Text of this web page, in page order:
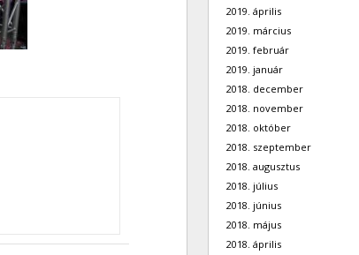
2019. április
2019. március
2019. február
2019. január
2018. december
2018. november
2018. október
2018. szeptember
2018. augusztus
2018. július
2018. június
2018. május
2018. április